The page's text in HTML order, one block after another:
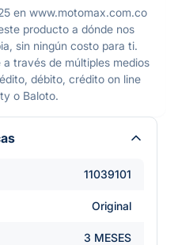
en www.motomax.com.co
producto a dónde nos
sin ningún costo para ti.
través de múltiples medios
débito, crédito on line
o Baloto.
11039101
Original
3 MESES